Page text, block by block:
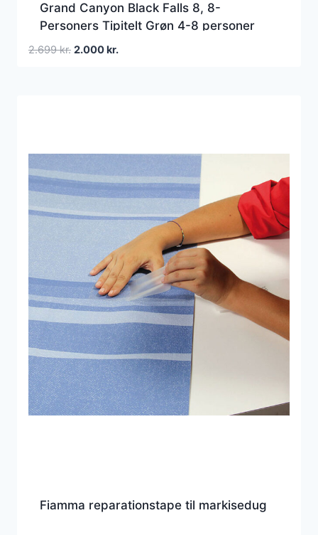
Grand Canyon Black Falls 8, 8-
Personers Tipitelt Grøn 4-8 personer
2.699kr. Den
2.000kr.Den
Fiamma reparationstape til markisedug